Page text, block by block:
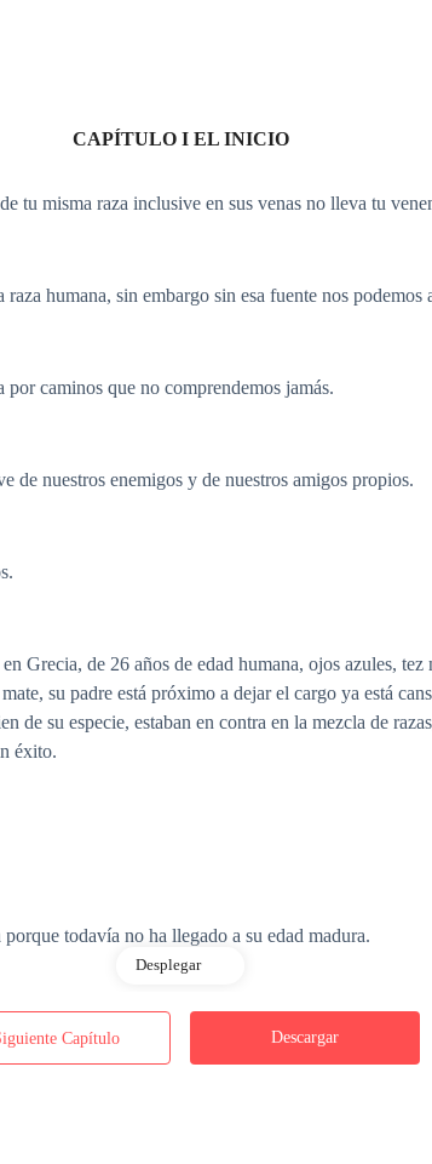
CAPÍTULO I EL INICIO
misma raza inclusive en sus venas no lleva tu
humana, sin embargo sin esa fuente nos podemos
caminos que no comprendemos jamás.
nuestros enemigos y de nuestros amigos propios.
Grecia, de 26 años de edad humana, ojos azules,
su padre está próximo a dejar el cargo ya está
de su especie, estaban en contra en la mezcla de
éxito.
todavía no ha llegado a su edad madura.
el cargo, si no la encuentro tendré que elegir a
sea de tu misma raza, he checado con los dioses
Desplegar
Capítulo Descargar